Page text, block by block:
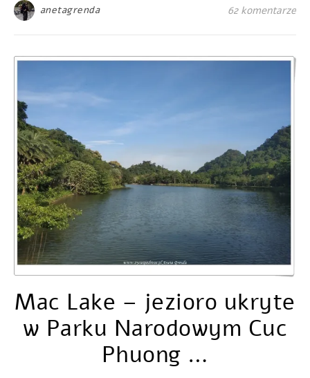
anetagrenda 62 komentarze
Mac Lake – jezioro ukryte
w Parku Narodowym Cuc
Phuong …